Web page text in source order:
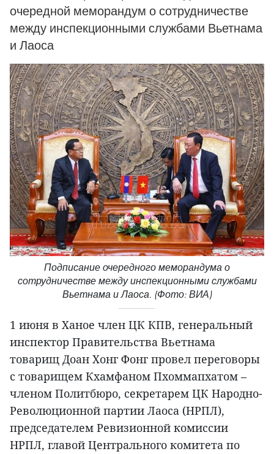
очередной меморандум о сотрудничестве
между инспекционными службами Вьетнама
и Лаоса
Подписание очередного меморандума о
сотрудничестве между инспекционными службами
Вьетнама и Лаоса. (Фото: ВИА)
1 июня в Ханое член ЦК КПВ, генеральный
инспектор Правительства Вьетнама
товарищ Доан Хонг Фонг провел переговоры
с товарищем Кхамфаном Пхоммапхатом –
членом Политбюро, секретарем ЦК Народно-
Революционной партии Лаоса (НРПЛ),
председателем Ревизионной комиссии
НРПЛ, главой Центрального комитета по